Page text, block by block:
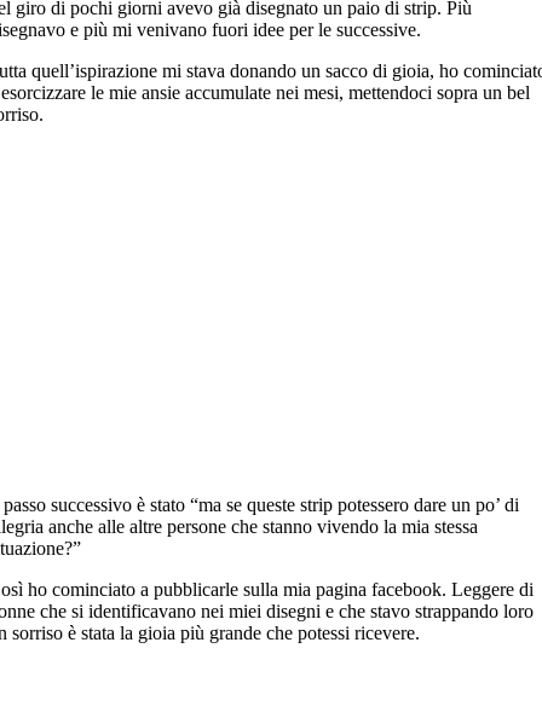
giro di pochi giorni avevo già disegnato un paio di strip. Più
e più mi venivano fuori idee per le successive.
quell’ispirazione mi stava donando un sacco di gioia, ho
le mie ansie accumulate nei mesi, mettendoci sopra un bel
successivo è stato “ma se queste strip potessero dare un po’ di
anche alle altre persone che stanno vivendo la mia stessa
ho cominciato a pubblicarle sulla mia pagina facebook. Leggere di
che si identificavano nei miei disegni e che stavo strappando loro
sorriso è stata la gioia più grande che potessi ricevere.